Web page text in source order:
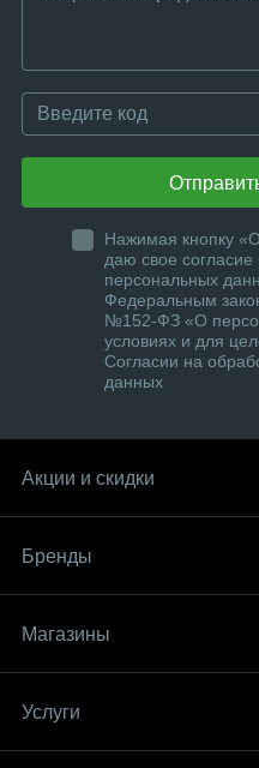
Нажимая кнопку
даю свое
персональных
Федеральным
№152-ФЗ «О
условиях и для
Согласии на
данных
Акции и скидки
Бренды
Магазины
Услуги